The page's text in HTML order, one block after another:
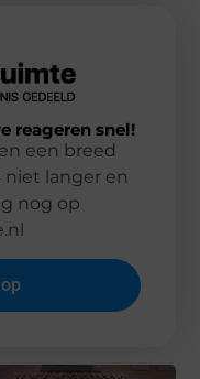
reageren snel!
een breed
langer en
nog op